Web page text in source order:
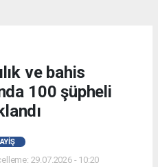
ve bahis
100 şüpheli
29.07.2026 - 10:20